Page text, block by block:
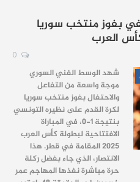
بفوز منتخب سوريا
العرب
شهد الوسط الفني السوري
موجة واسعة من التفاعل
والاحتفال بفوز منتخب سوريا
لكرة القدم على نظيره التونسي
بنتيجة 1-0، في المباراة
الافتتاحية لبطولة كأس العرب
2025 المقامة في قطر. هذا
الانتصار، الذي جاء بفضل ركلة
حرة مباشرة نفذها المهاجم عمر